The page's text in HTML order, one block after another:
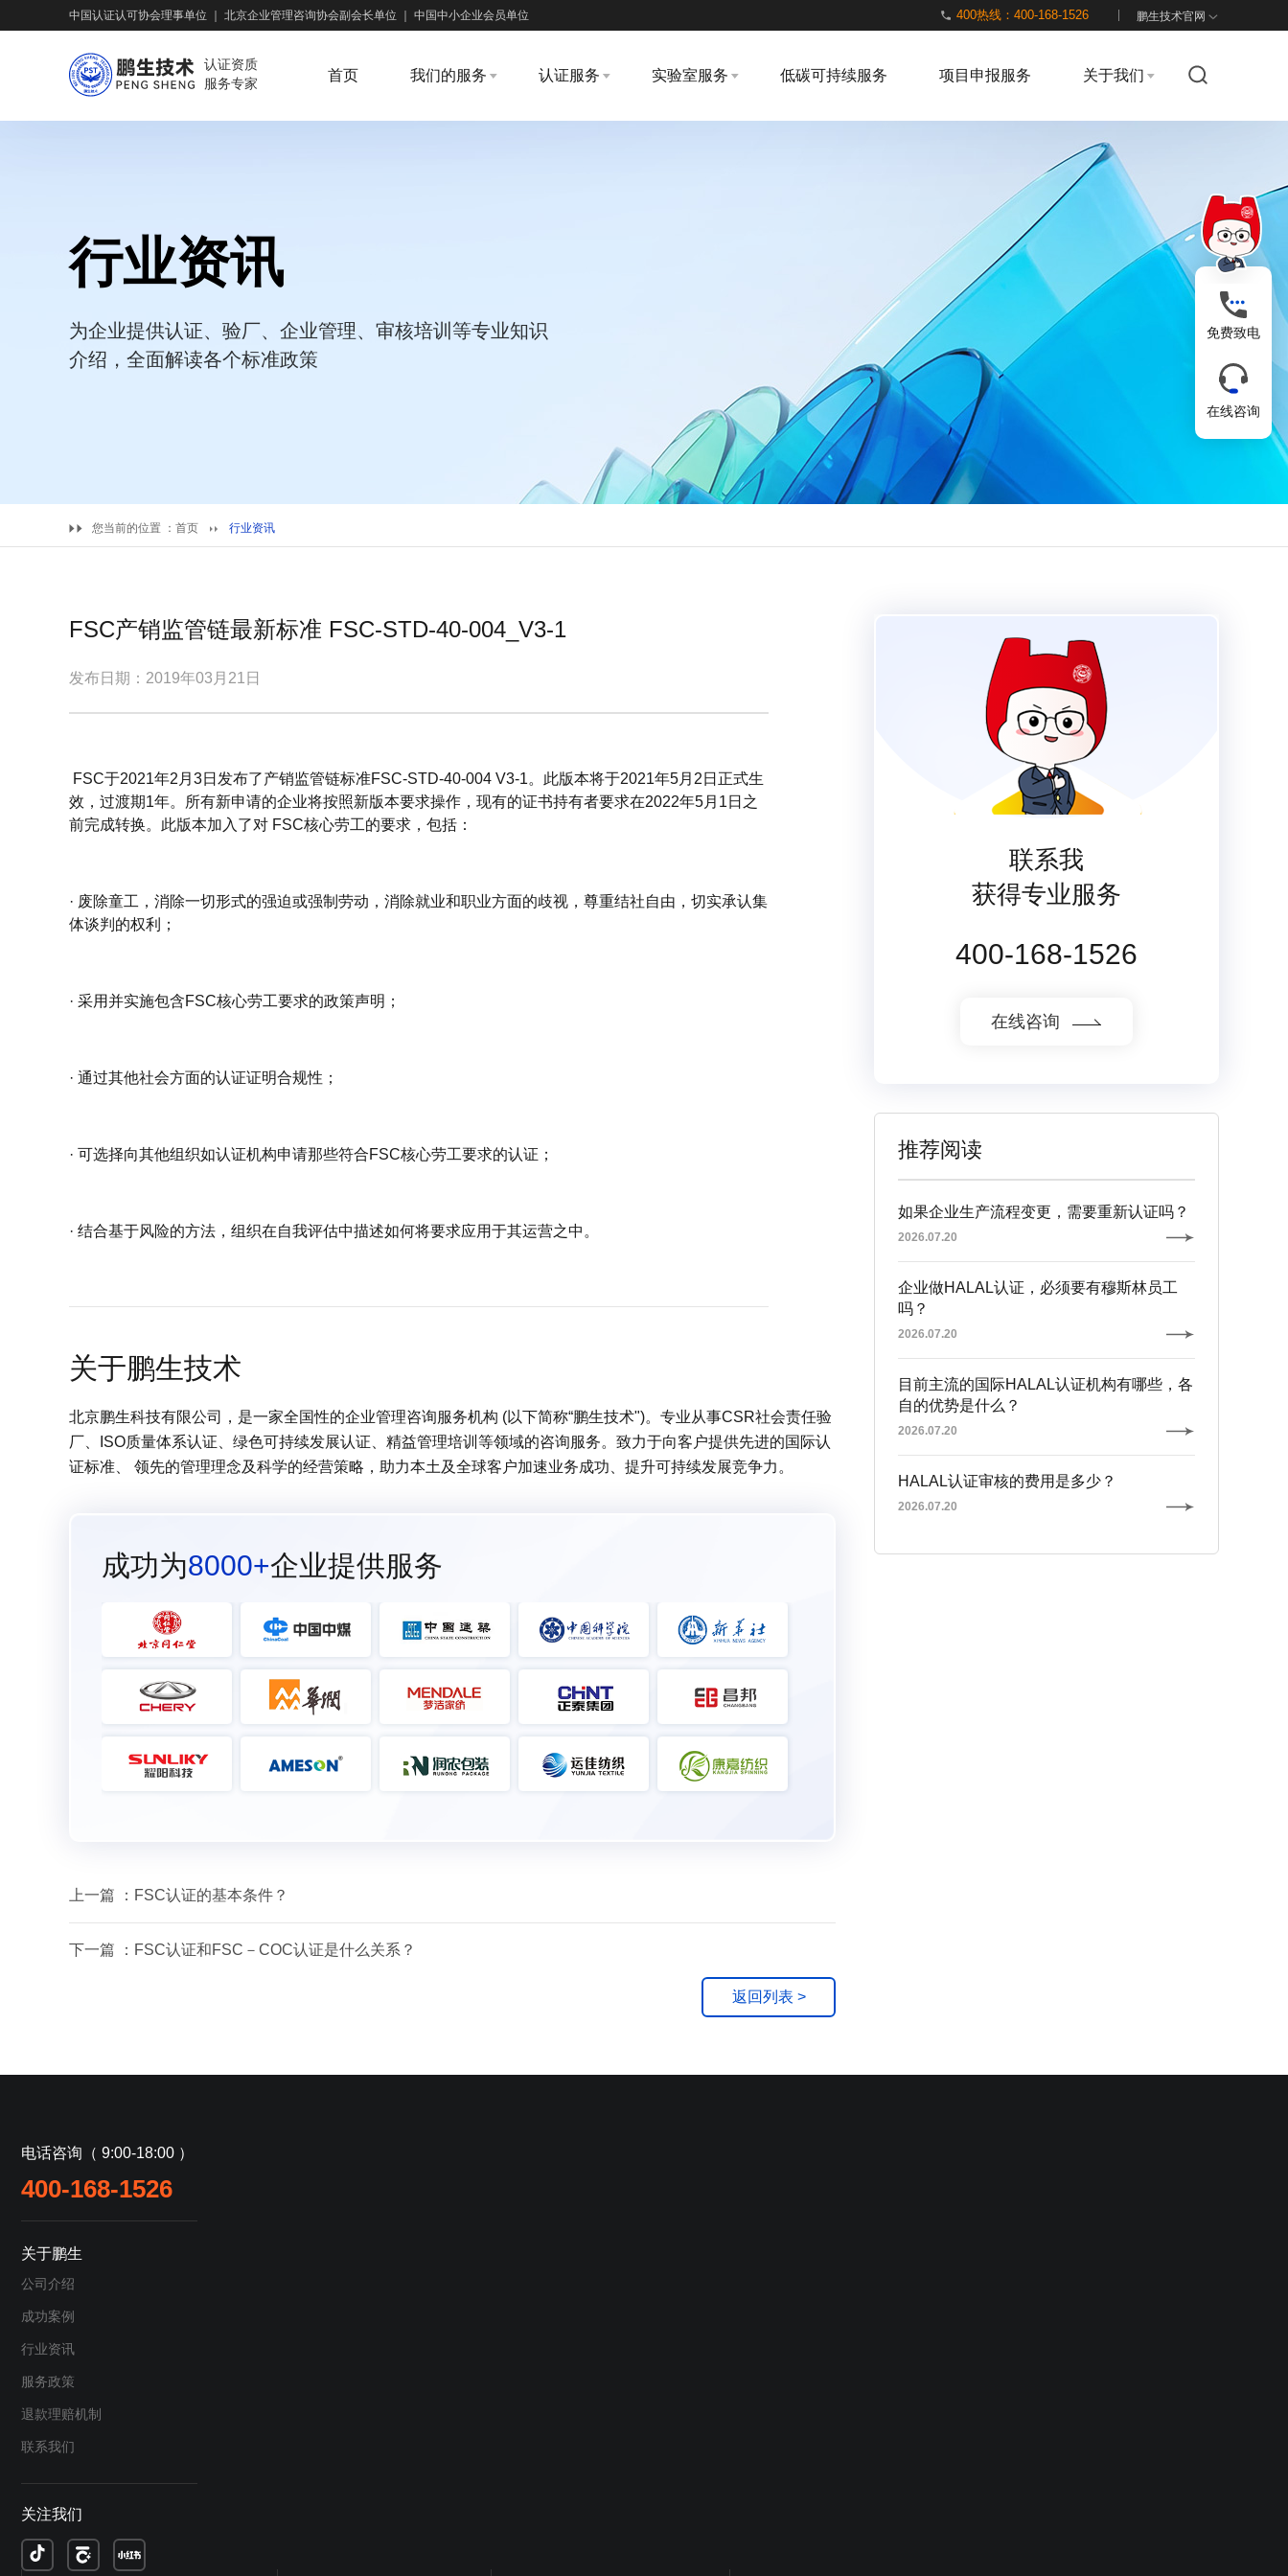
中国认证认可协会理事单位 北京企业管理咨询协会副会长单位 中国中小企业会员单位 400热线：400-168-1526 鹏生技术官网
认证资质
服务专家
首页 我们的服务 认证服务 实验室服务 低碳可持续服务 项目申报服务 关于我们
行业资讯
为企业提供认证、验厂、企业管理、审核培训等专业知识
介绍，全面解读各个标准政策
您当前的位置 ： 首页 行业资讯
FSC产销监管链最新标准 FSC-STD-40-004_V3-1
发布日期：2019年03月21日
FSC于2021年2月3日发布了产销监管链标准FSC-STD-40-004 V3-1。此版本将于2021年5月2日正式生
效，过渡期1年。所有新申请的企业将按照新版本要求操作，现有的证书持有者要求在2022年5月1日之
前完成转换。此版本加入了对 FSC核心劳工的要求，包括：
· 废除童工，消除一切形式的强迫或强制劳动，消除就业和职业方面的歧视，尊重结社自由，切实承认集
体谈判的权利；
· 采用并实施包含FSC核心劳工要求的政策声明；
· 通过其他社会方面的认证证明合规性；
· 可选择向其他组织如认证机构申请那些符合FSC核心劳工要求的认证；
· 结合基于风险的方法，组织在自我评估中描述如何将要求应用于其运营之中。
关于鹏生技术
北京鹏生科技有限公司，是一家全国性的企业管理咨询服务机构 (以下简称“鹏生技术")。专业从事CSR社会责任验
厂、ISO质量体系认证、绿色可持续发展认证、精益管理培训等领域的咨询服务。致力于向客户提供先进的国际认
证标准、 领先的管理理念及科学的经营策略，助力本土及全球客户加速业务成功、提升可持续发展竞争力。
成功为8000+企业提供服务
上一篇 ： FSC认证的基本条件？
下一篇 ： FSC认证和FSC－COC认证是什么关系？
返回列表 >
联系我
获得专业服务
400-168-1526
在线咨询
推荐阅读
如果企业生产流程变更，需要重新认证吗？
2026.07.20
企业做HALAL认证，必须要有穆斯林员工
吗？
2026.07.20
目前主流的国际HALAL认证机构有哪些，各
自的优势是什么？
2026.07.20
HALAL认证审核的费用是多少？
2026.07.20
电话咨询（ 9:00-18:00 ）
400-168-1526
关于鹏生
公司介绍
成功案例
行业资讯
服务政策
退款理赔机制
联系我们
关注我们
免费致电
在线咨询